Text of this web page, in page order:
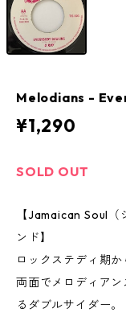
Melodians -
¥1,290
SOLD OUT
【Jamaican Soul
ンド】
ロックステディ期
両面でメロディア
るダブルサイダー。